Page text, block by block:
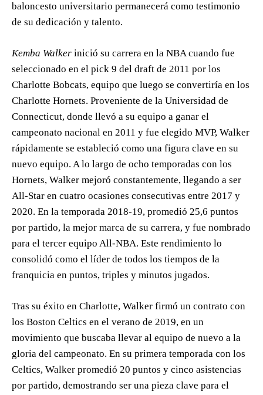
baloncesto universitario permanecerá como testimonio
de su dedicación y talento.
Kemba Walker inició su carrera en la NBA cuando fue
seleccionado en el pick 9 del draft de 2011 por los
Charlotte Bobcats, equipo que luego se convertiría en los
Charlotte Hornets. Proveniente de la Universidad de
Connecticut, donde llevó a su equipo a ganar el
campeonato nacional en 2011 y fue elegido MVP, Walker
rápidamente se estableció como una figura clave en su
nuevo equipo. A lo largo de ocho temporadas con los
Hornets, Walker mejoró constantemente, llegando a ser
All-Star en cuatro ocasiones consecutivas entre 2017 y
2020. En la temporada 2018-19, promedió 25,6 puntos
por partido, la mejor marca de su carrera, y fue nombrado
para el tercer equipo All-NBA. Este rendimiento lo
consolidó como el líder de todos los tiempos de la
franquicia en puntos, triples y minutos jugados.
Tras su éxito en Charlotte, Walker firmó un contrato con
los Boston Celtics en el verano de 2019, en un
movimiento que buscaba llevar al equipo de nuevo a la
gloria del campeonato. En su primera temporada con los
Celtics, Walker promedió 20 puntos y cinco asistencias
por partido, demostrando ser una pieza clave para el